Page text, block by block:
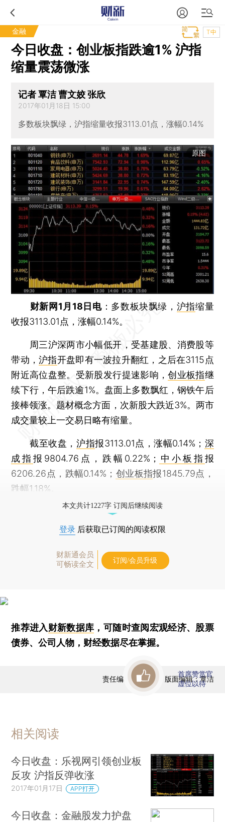
金融 T中
今日收盘：创业板指跌逾1% 沪指
缩量震荡微涨
记者 覃洁 曹文姣 张欣
2017年01月18日 15:00
多数板块飘绿，沪指缩量收报3113.01点，涨幅0.14%
原图
财新网1月18日电：多数板块飘绿， 沪指缩量
收报3113.01点，涨幅0.14%。
周三沪深两市小幅低开，受基建股、消费股等
带动，沪指开盘即有一波拉升翻红，之后在3115点
附近高位盘整。受新股发行提速影响，创业板指继
续下行，午后跌逾1%。盘面上多数飘红，钢铁午后
接棒领涨。题材概念方面，次新股大跌近3%。两市
成交量较上一交易日略有缩量。
截至收盘， 沪指报3113.01点，涨幅0.14%； 深
成指 报9804.76点，跌幅0.22%； 中小板指 报
6206.26点，跌幅0.14%； 创业板指报1845.79点，
跌幅1.18%。
本文共计1227字 订阅后继续阅读
登录 后获取已订阅的阅读权限
财新通会员
可畅读全文
订阅/会员升级
推荐进入财新数据库 ，可随时查阅宏观经济、股票
债券、公司人物，财经数据尽在掌握。
责任编辑：曹文姣 | 版面编辑：覃洁
首席赞赏官
虚位以待
相关阅读
今日收盘：乐视网引领创业板
反攻 沪指反弹收涨
2017年01月17日 APP打开
今日收盘：金融股发力护盘